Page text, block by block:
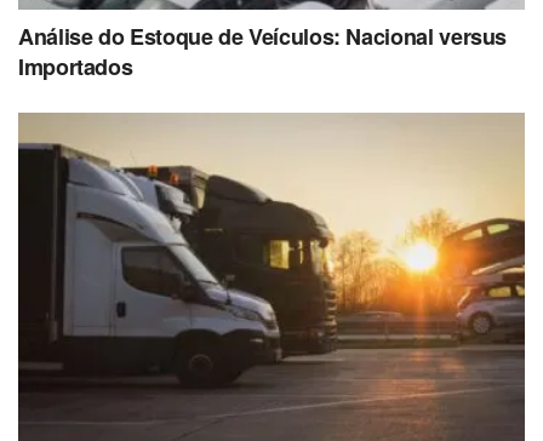
Análise do Estoque de Veículos: Nacional versus
Importados